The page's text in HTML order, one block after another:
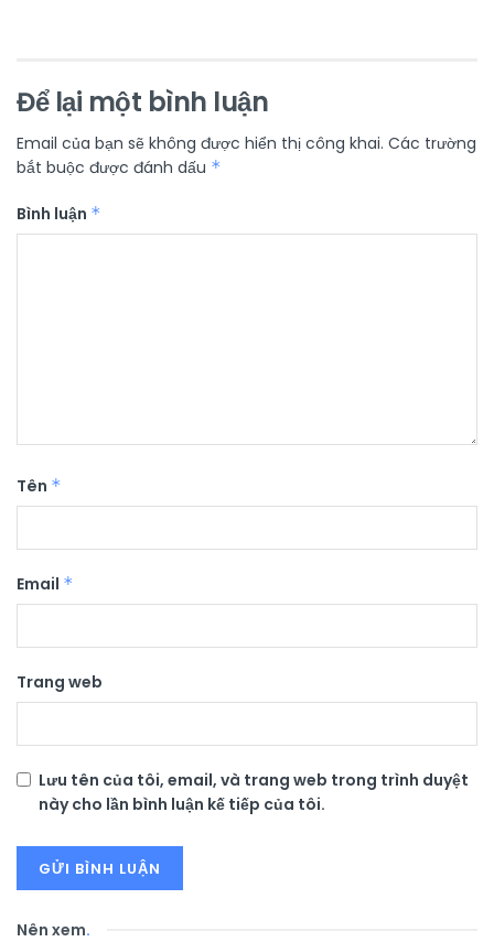
Để lại một bình luận
Email của bạn sẽ không được hiển thị công khai. Các trường
bắt buộc được đánh dấu *
Bình luận *
Tên *
Email *
Trang web
Lưu tên của tôi, email, và trang web trong trình duyệt
này cho lần bình luận kế tiếp của tôi.
Nên xem.